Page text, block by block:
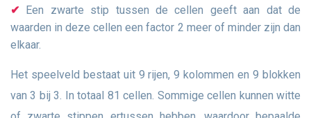
Een zwarte stip tussen de cellen geeft aan dat de
waarden in deze cellen een factor 2 meer of minder zijn dan
elkaar.
Het speelveld bestaat uit 9 rijen, 9 kolommen en 9 blokken
van 3 bij 3. In totaal 81 cellen. Sommige cellen kunnen witte